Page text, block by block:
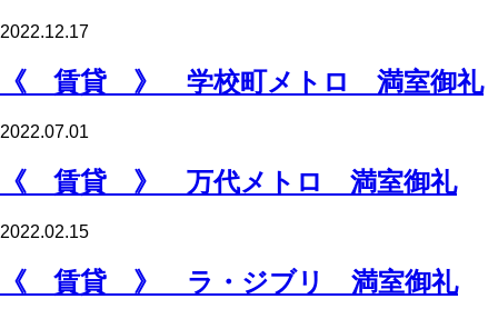
2022.12.17
《 賃貸 》 学校町メトロ 満室御礼
2022.07.01
《 賃貸 》 万代メトロ 満室御礼
2022.02.15
《 賃貸 》 ラ・ジブリ 満室御礼